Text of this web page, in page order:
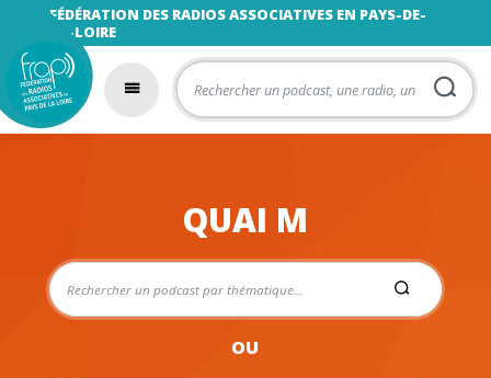
FÉDÉRATION DES RADIOS ASSOCIATIVES EN PAYS-DE-
LA-LOIRE
QUAI M
OU